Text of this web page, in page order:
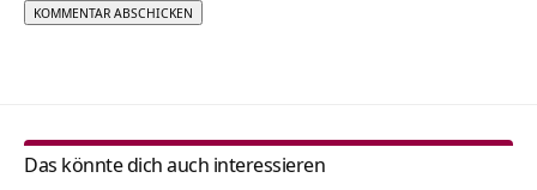
Das könnte dich auch interessieren